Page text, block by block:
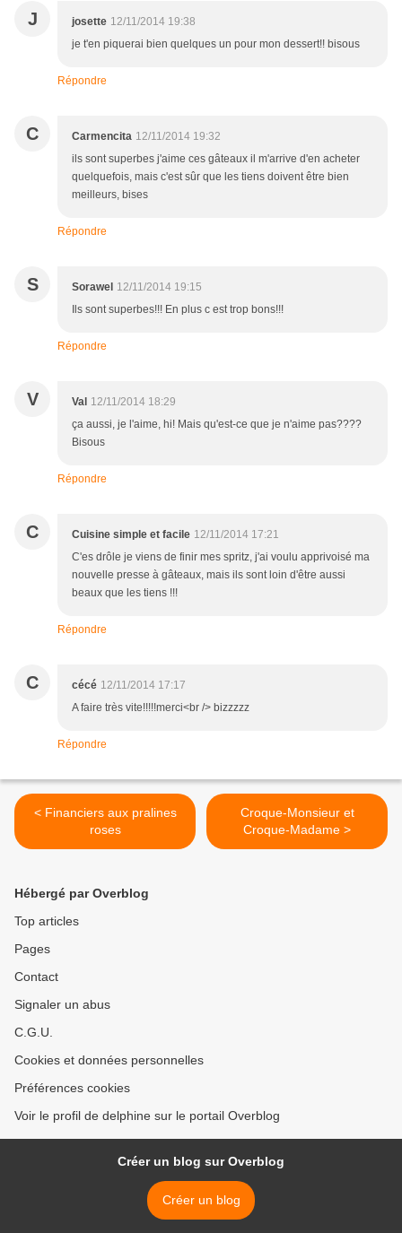
J josette 12/11/2014 19:38
je t'en piquerai bien quelques un pour mon dessert!! bisous
Répondre
C Carmencita 12/11/2014 19:32
ils sont superbes j'aime ces gâteaux il m'arrive d'en acheter
quelquefois, mais c'est sûr que les tiens doivent être bien
meilleurs, bises
Répondre
S Sorawel 12/11/2014 19:15
Ils sont superbes!!! En plus c est trop bons!!!
Répondre
V Val 12/11/2014 18:29
ça aussi, je l'aime, hi! Mais qu'est-ce que je n'aime pas????
Bisous
Répondre
C Cuisine simple et facile 12/11/2014 17:21
C'es drôle je viens de finir mes spritz, j'ai voulu apprivoisé ma
nouvelle presse à gâteaux, mais ils sont loin d'être aussi
beaux que les tiens !!!
Répondre
C cécé 12/11/2014 17:17
A faire très vite!!!!!merci<br /> bizzzzz
Répondre
< Financiers aux pralines
roses
Croque-Monsieur et
Croque-Madame >
Hébergé par Overblog
Top articles
Pages
Contact
Signaler un abus
C.G.U.
Cookies et données personnelles
Préférences cookies
Voir le profil de delphine sur le portail Overblog
Créer un blog sur Overblog
Créer un blog